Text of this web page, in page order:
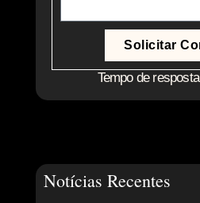
Solicitar
Tempo de
Notícias Recentes